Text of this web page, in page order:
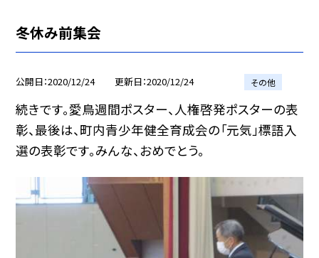
冬休み前集会
公開日 2020/12/24 更新日 2020/12/24 その他
続きです。愛鳥週間ポスター、人権啓発ポスターの表
彰、最後は、町内青少年健全育成会の「元気」標語入
選の表彰です。みんな、おめでとう。